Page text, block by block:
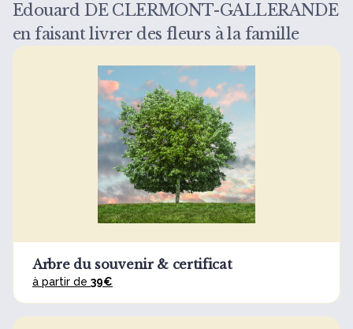
Edouard DE CLERMONT-GALLERANDE
en faisant livrer des fleurs à la famille
Arbre du souvenir & certificat
à partir de 39€